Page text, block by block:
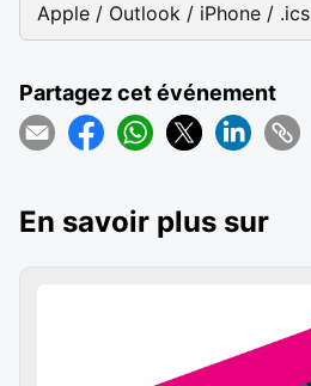
Apple / Outlook / iPhone / .ics
Partagez cet événement
En savoir plus sur